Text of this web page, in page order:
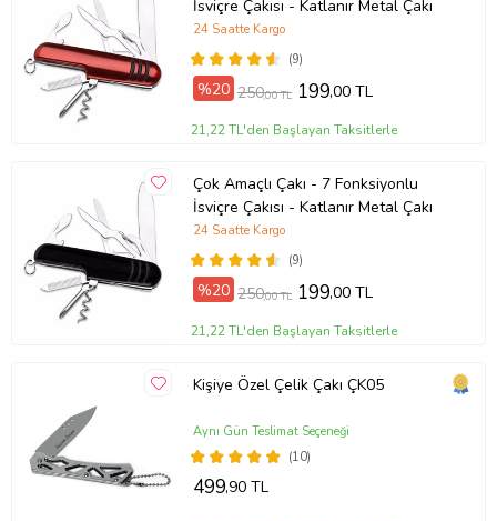
İsviçre Çakısı - Katlanır Metal Çakı
(9)
24 Saatte Kargo
%20 250,00 TL 199,00 TL
21,22 TL'den Başlayan Taksitlerle
Çok Amaçlı Çakı - 7 Fonksiyonlu
İsviçre Çakısı - Katlanır Metal Çakı
(9)
24 Saatte Kargo
%20 250,00 TL 199,00 TL
21,22 TL'den Başlayan Taksitlerle
Kişiye Özel Çelik Çakı ÇK05
(10)
Aynı Gün Teslimat Seçeneği
499,90 TL